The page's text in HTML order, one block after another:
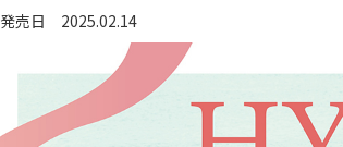
発売日 2025.02.14